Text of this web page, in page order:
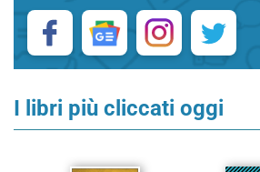
I libri più cliccati oggi